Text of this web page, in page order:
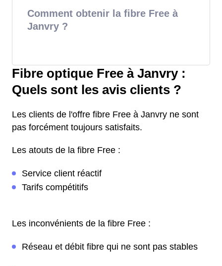
Comment obtenir la fibre Free à
Janvry ?
Fibre optique Free à Janvry :
Quels sont les avis clients ?
Les clients de l'offre fibre Free à Janvry ne sont
pas forcément toujours satisfaits.
Les atouts de la fibre Free :
Service client réactif
Tarifs compétitifs
Les inconvénients de la fibre Free :
Réseau et débit fibre qui ne sont pas stables